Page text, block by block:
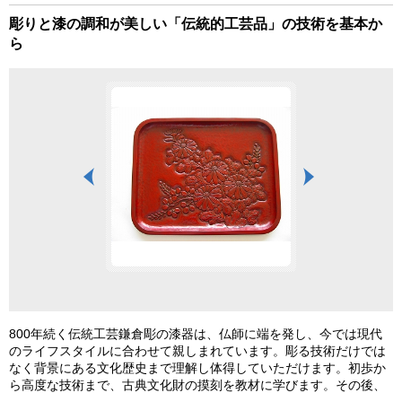
彫りと漆の調和が美しい「伝統的工芸品」の技術を基本か
ら
800年続く伝統工芸鎌倉彫の漆器は、仏師に端を発し、今では現代
のライフスタイルに合わせて親しまれています。彫る技術だけでは
なく背景にある文化歴史まで理解し体得していただけます。初歩か
ら高度な技術まで、古典文化財の摸刻を教材に学びます。その後、